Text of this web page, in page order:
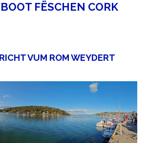
FËSCHEN CORK
VUM ROM WEYDERT